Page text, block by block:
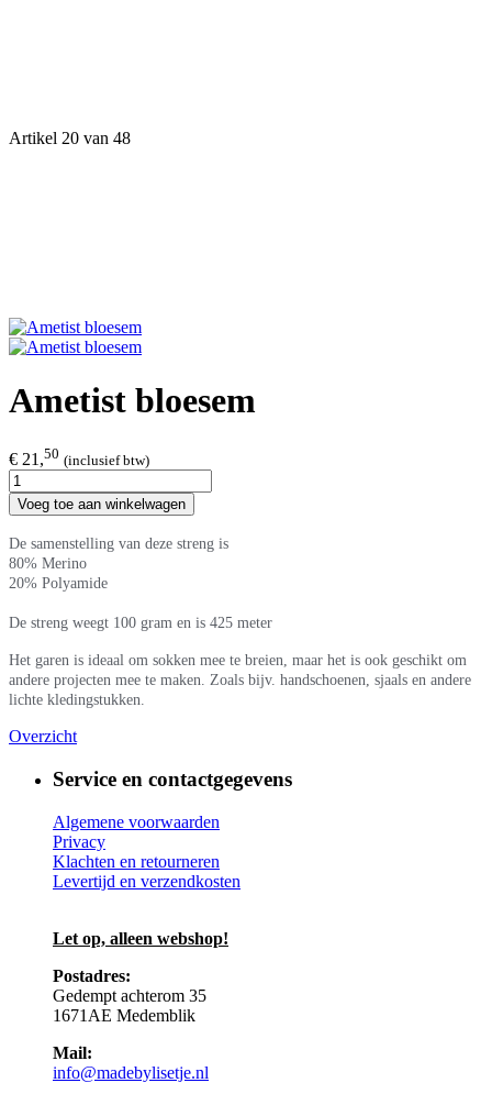
Artikel 20 van 48
Ametist bloesem
€ 21,50 (inclusief btw)
Voeg toe aan winkelwagen
De samenstelling van deze streng is
80% Merino
20% Polyamide
De streng weegt 100 gram en is 425 meter
Het garen is ideaal om sokken mee te breien, maar het is ook geschikt om
andere projecten mee te maken. Zoals bijv. handschoenen, sjaals en andere
lichte kledingstukken.
Overzicht
Service en contactgegevens
Algemene voorwaarden
Privacy
Klachten en retourneren
Levertijd en verzendkosten
Let op, alleen webshop!
Postadres:
Gedempt achterom 35
1671AE Medemblik
Mail:
info@madebylisetje.nl